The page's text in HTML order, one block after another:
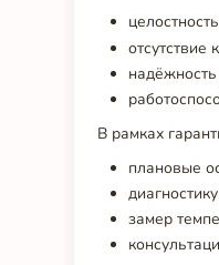
В рамках
плановые
замер